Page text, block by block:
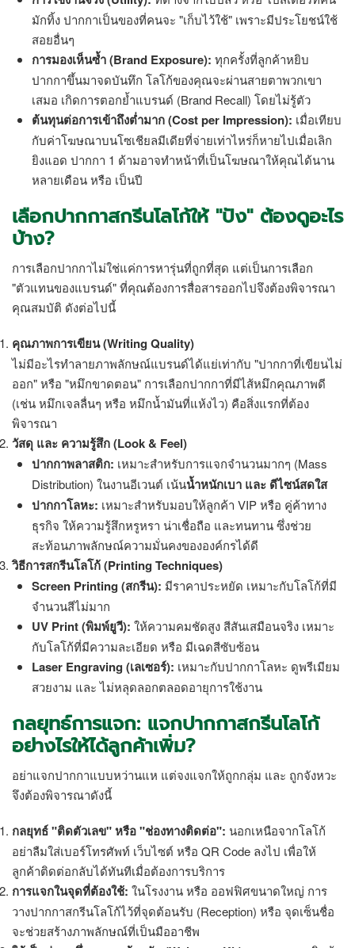
มักทิ้ง ปากกาเป็นของที่คนจะ "เก็บไว้ใช้" เพราะมีประโยชน์ใช้
สอยอื่นๆ
การมองเห็นซ้ำ (Brand Exposure): ทุกครั้งที่ลูกค้าหยิบ
ปากกาขึ้นมาจดบันทึก โลโก้ของคุณจะผ่านสายตาพวกเขา
เสมอ เกิดการตอกย้ำแบรนด์ (Brand Recall) โดยไม่รู้ตัว
ต้นทุนต่อการเข้าถึงต่ำมาก (Cost per Impression): เมื่อเทียบ
กับค่าโฆษณาบนโซเชียลมีเดียที่จ่ายเท่าไหร่ก็หายไปเมื่อเลิก
ยิงแอด ปากกา 1 ด้ามอาจทำหน้าที่เป็นโฆษณาให้คุณได้นาน
หลายเดือน หรือ เป็นปี
เลือกปากกาสกรีนโลโก้ให้ "ปัง" ต้องดูอะไร
บ้าง?
การเลือกปากกาไม่ใช่แค่การหารุ่นที่ถูกที่สุด แต่เป็นการเลือก
"ตัวแทนของแบรนด์" ที่คุณต้องการสื่อสารออกไปจึงต้องพิจารณา
คุณสมบัติ ดังต่อไปนี้
คุณภาพการเขียน (Writing Quality)
ไม่มีอะไรทำลายภาพลักษณ์แบรนด์ได้แย่เท่ากับ "ปากกาที่เขียนไม่
ออก" หรือ "หมึกขาดตอน" การเลือกปากกาที่มีไส้หมึกคุณภาพดี
(เช่น หมึกเจลลื่นๆ หรือ หมึกน้ำมันที่แห้งไว) คือสิ่งแรกที่ต้อง
พิจารณา
วัสดุ และ ความรู้สึก (Look & Feel)
ปากกาพลาสติก: เหมาะสำหรับการแจกจำนวนมากๆ (Mass
Distribution) ในงานอีเวนต์ เน้นน้ำหนักเบา และ ดีไซน์สดใส
ปากกาโลหะ: เหมาะสำหรับมอบให้ลูกค้า VIP หรือ คู่ค้าทาง
ธุรกิจ ให้ความรู้สึกหรูหรา น่าเชื่อถือ และทนทาน ซึ่งช่วย
สะท้อนภาพลักษณ์ความมั่นคงขององค์กรได้ดี
วิธีการสกรีนโลโก้ (Printing Techniques)
Screen Printing (สกรีน): มีราคาประหยัด เหมาะกับโลโก้ที่มี
จำนวนสีไม่มาก
UV Print (พิมพ์ยูวี): ให้ความคมชัดสูง สีสันเสมือนจริง เหมาะ
กับโลโก้ที่มีความละเอียด หรือ มีเฉดสีซับซ้อน
Laser Engraving (เลเซอร์): เหมาะกับปากกาโลหะ ดูพรีเมียม
สวยงาม และ ไม่หลุดลอกตลอดอายุการใช้งาน
กลยุทธ์การแจก: แจกปากกาสกรีนโลโก้
อย่างไรให้ได้ลูกค้าเพิ่ม?
อย่าแจกปากกาแบบหว่านแห แต่จงแจกให้ถูกกลุ่ม และ ถูกจังหวะ
จึงต้องพิจารณาดังนี้
กลยุทธ์ "ติดตัวเลข" หรือ "ช่องทางติดต่อ": นอกเหนือจากโลโก้
อย่าลืมใส่เบอร์โทรศัพท์ เว็บไซต์ หรือ QR Code ลงไป เพื่อให้
ลูกค้าติดต่อกลับได้ทันทีเมื่อต้องการบริการ
การแจกในจุดที่ต้องใช้: ในโรงงาน หรือ ออฟฟิศขนาดใหญ่ การ
วางปากกาสกรีนโลโก้ไว้ที่จุดต้อนรับ (Reception) หรือ จุดเซ็นชื่อ
จะช่วยสร้างภาพลักษณ์ที่เป็นมืออาชีพ